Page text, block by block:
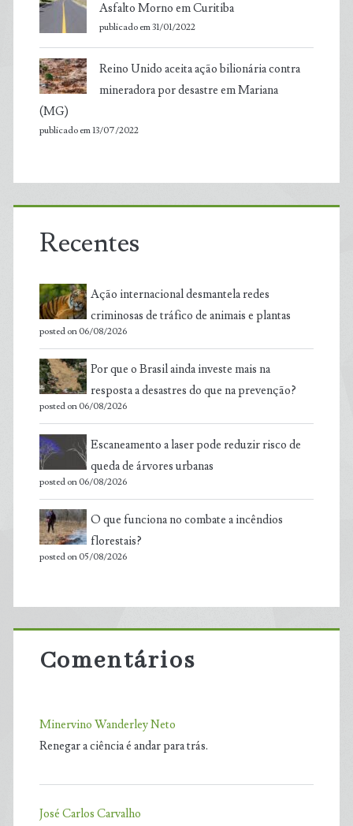
Asfalto Morno em Curitiba
publicado em 31/01/2022
Reino Unido aceita ação bilionária contra
mineradora por desastre em Mariana
(MG)
publicado em 13/07/2022
Recentes
Ação internacional desmantela redes
criminosas de tráfico de animais e plantas
posted on 06/08/2026
Por que o Brasil ainda investe mais na
resposta a desastres do que na prevenção?
posted on 06/08/2026
Escaneamento a laser pode reduzir risco de
queda de árvores urbanas
posted on 06/08/2026
O que funciona no combate a incêndios
florestais?
posted on 05/08/2026
Comentários
Minervino Wanderley Neto
Renegar a ciência é andar para trás.
José Carlos Carvalho